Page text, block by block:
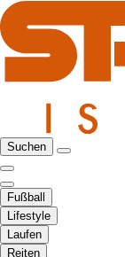
Suchen
Fußball
Lifestyle
Laufen
Reiten